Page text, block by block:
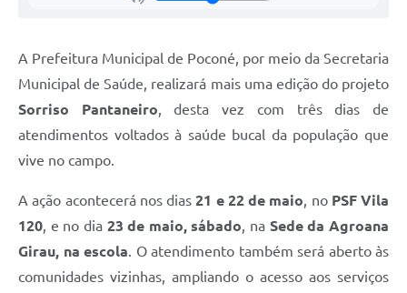
A Prefeitura Municipal de Poconé, por meio da Secretaria
Municipal de Saúde, realizará mais uma edição do projeto
Sorriso Pantaneiro, desta vez com três dias de
atendimentos voltados à saúde bucal da população que
vive no campo.
A ação acontecerá nos dias21 e 22 de maio, no PSF Vila
120, e no dia 23 de maio, sábado, na Sede da Agroana
Girau, na escola. O atendimento também será aberto às
comunidades vizinhas, ampliando o acesso aos serviços